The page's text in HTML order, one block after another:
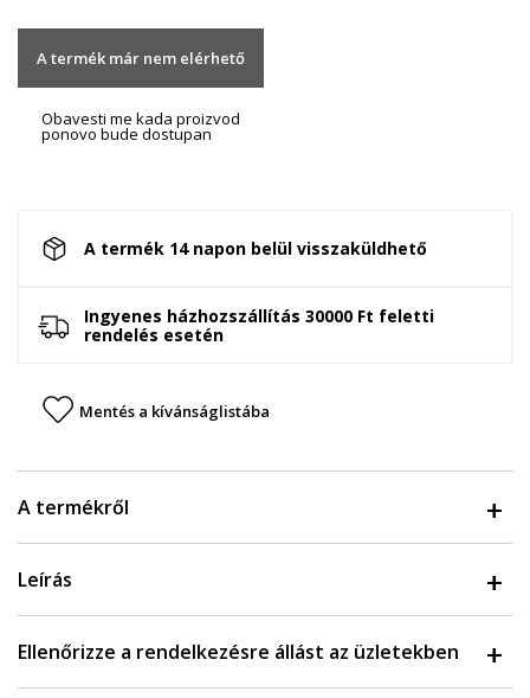
A termék már nem elérhető
Obavesti me kada proizvod
ponovo bude dostupan
A termék 14 napon belül visszaküldhető
Ingyenes házhozszállítás 30000 Ft feletti
rendelés esetén
Mentés a kívánságlistába
A termékről
Leírás
Ellenőrizze a rendelkezésre állást az üzletekben